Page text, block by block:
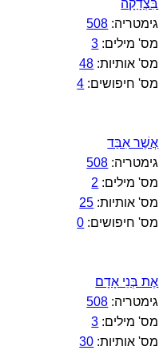
בִּצְדָקָה
גימטריה: 508
מס' מילים: 3
מס' אותיות: 48
מס' חיפושים: 4
אֲשֶׁר אִבַּד
גימטריה: 508
מס' מילים: 2
מס' אותיות: 25
מס' חיפושים: 0
אֶת בְּנֵי אָדָם
גימטריה: 508
מס' מילים: 3
מס' אותיות: 30